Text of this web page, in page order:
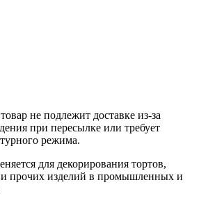
не подлежит доставке из-за
при пересылке или требует
режима.
для декорирования тортов,
прочих изделий в промышленных и